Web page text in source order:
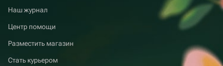
Наш журнал
Центр помощи
Разместить магазин
Стать курьером